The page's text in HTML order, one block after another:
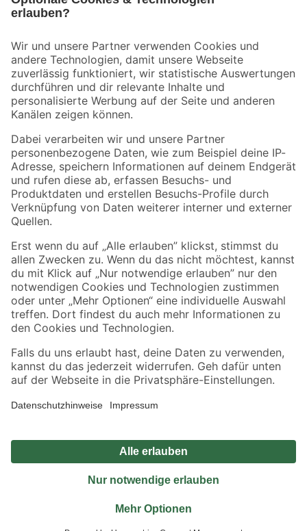
Der toom Newsletter: Keine Angebote und Aktionen mehr verpassen!
Zur Newsletter Anmeldung
Folge uns
Zahlungsarten Versandarten
Sicher einkaufen
Jetzt die toom-App herunterladen
Alle Preisangaben in EUR inkl. gesetzl. MwSt.. Die dargestellten Angebote sind unter
Umständen nicht in allen Märkten verfügbar. Die angegebenen Verfügbarkeiten beziehen
Produkte nur solange der Vorrat reicht.
*Paketversand ab 59 € versandkostenfrei, gilt nicht für Artikel mit Speditionsversand, hier
Privatsphäre Impressum
Nutzungsbedingungen
Widerrufsrecht
Vertrag widerrufen
© 2026 toom Baumarkt GmbH